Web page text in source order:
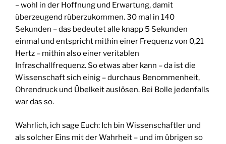
– wohl in der Hoffnung und Erwartung, damit
überzeugend rüberzukommen. 30 mal in 140
Sekunden – das bedeutet alle knapp 5 Sekunden
einmal und entspricht mithin einer Frequenz von 0,21
Hertz – mithin also einer veritablen
Infraschallfrequenz. So etwas aber kann – da ist die
Wissenschaft sich einig – durchaus Benommenheit,
Ohrendruck und Übelkeit auslösen. Bei Bolle jedenfalls
war das so.
Wahrlich, ich sage Euch: Ich bin Wissenschaftler und
als solcher Eins mit der Wahrheit – und im übrigen so